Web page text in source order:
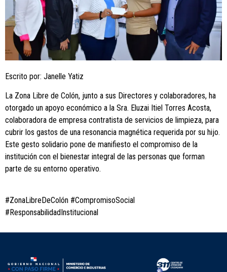
Escrito por: Janelle Yatiz
La Zona Libre de Colón, junto a sus Directores y colaboradores, ha
otorgado un apoyo económico a la Sra. Eluzai Itiel Torres Acosta,
colaboradora de empresa contratista de servicios de limpieza, para
cubrir los gastos de una resonancia magnética requerida por su hijo.
Este gesto solidario pone de manifiesto el compromiso de la
institución con el bienestar integral de las personas que forman
parte de su entorno operativo.
#ZonaLibreDeColón #CompromisoSocial
#ResponsabilidadInstitucional